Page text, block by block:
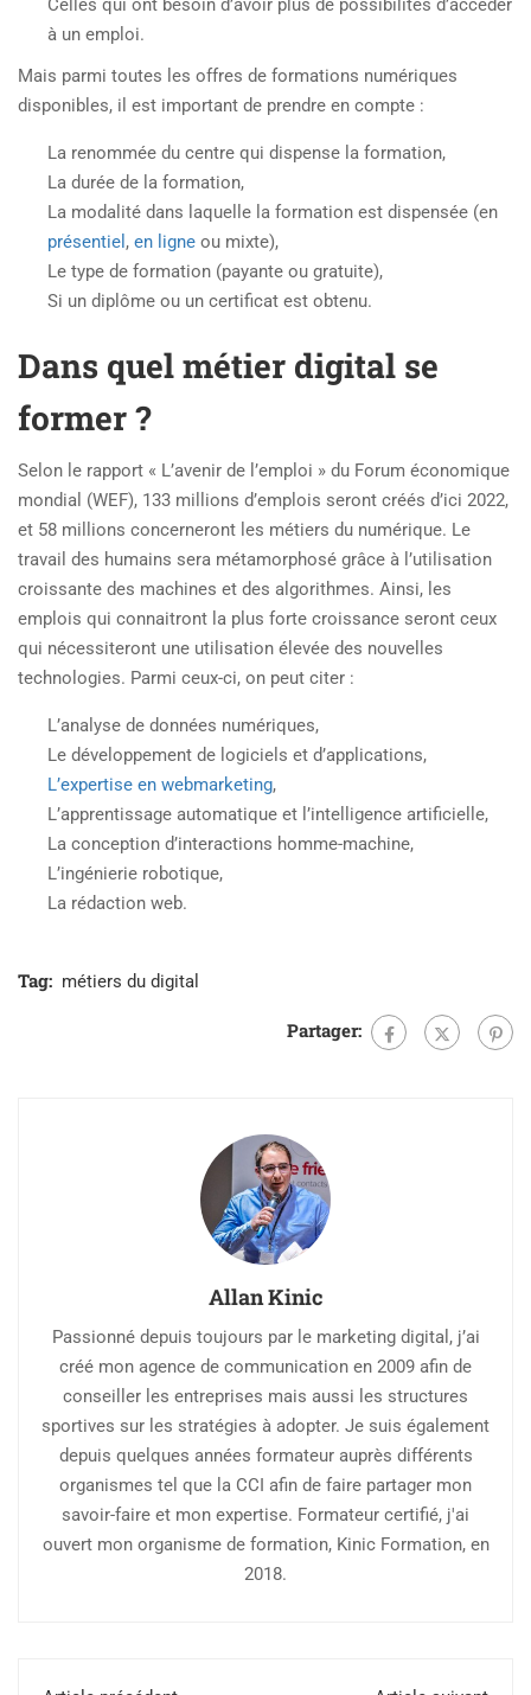
Celles qui ont besoin d’avoir plus de possibilités d’accéder
à un emploi.
Mais parmi toutes les offres de formations numériques
disponibles, il est important de prendre en compte :
La renommée du centre qui dispense la formation,
La durée de la formation,
La modalité dans laquelle la formation est dispensée (en
présentiel , en ligne ou mixte),
Le type de formation (payante ou gratuite),
Si un diplôme ou un certificat est obtenu.
Dans quel métier digital se
former ?
Selon le rapport « L’avenir de l’emploi » du Forum économique
mondial (WEF), 133 millions d’emplois seront créés d’ici 2022,
et 58 millions concerneront les métiers du numérique. Le
travail des humains sera métamorphosé grâce à l’utilisation
croissante des machines et des algorithmes. Ainsi, les
emplois qui connaitront la plus forte croissance seront ceux
qui nécessiteront une utilisation élevée des nouvelles
technologies. Parmi ceux-ci, on peut citer :
L’analyse de données numériques,
Le développement de logiciels et d’applications,
L’expertise en webmarketing,
L’apprentissage automatique et l’intelligence artificielle,
La conception d’interactions homme-machine,
L’ingénierie robotique,
La rédaction web.
Tag: métiers du digital
Partager:
Allan Kinic
Passionné depuis toujours par le marketing digital, j’ai
créé mon agence de communication en 2009 afin de
conseiller les entreprises mais aussi les structures
sportives sur les stratégies à adopter. Je suis également
depuis quelques années formateur auprès différents
organismes tel que la CCI afin de faire partager mon
savoir-faire et mon expertise. Formateur certifié, j'ai
ouvert mon organisme de formation, Kinic Formation, en
2018.